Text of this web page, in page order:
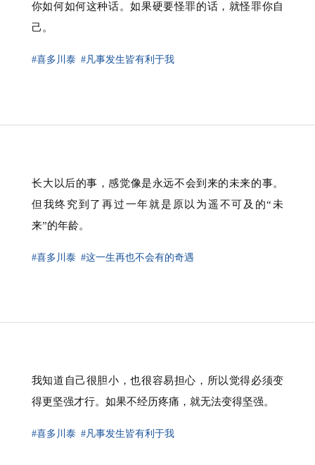
你如何如何这种话。如果硬要怪罪的话，就怪罪你自
己。
#喜多川泰 #凡事发生皆有利于我
⁠长大以后的事，感觉像是永远不会到来的未来的事。
但我终究到了再过一年就是原以为遥不可及的“未
来”的年龄。
#喜多川泰 #这一生再也不会有的奇遇
我知道自己很胆小，也很容易担心，所以觉得必须变
得更坚强才行。如果不经历疼痛，就无法变得坚强。
#喜多川泰 #凡事发生皆有利于我